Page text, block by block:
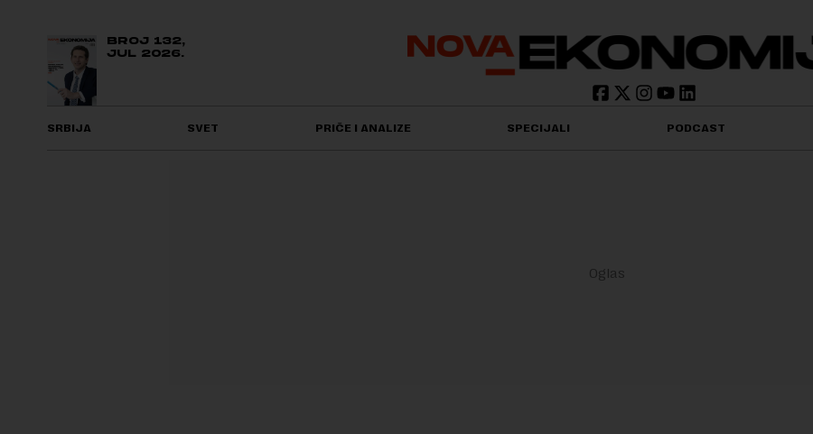
BROJ 132,
JUL 2026.
SRBIJA SVET PRIČE I ANALIZE SPECIJALI PODCAST